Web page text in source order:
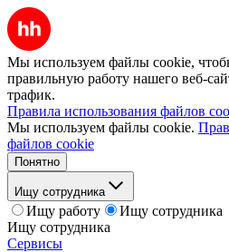
Мы используем файлы cookie,
правильную работу нашего веб-
трафик.
Правила использования файлов
Мы используем файлы cookie.
файлов cookie
Понятно
Ищу сотрудника
Ищу работу
Ищу сотрудника
Ищу сотрудника
Сервисы